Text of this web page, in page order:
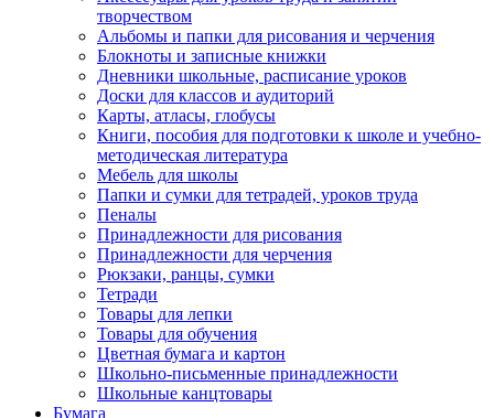
творчеством
Альбомы и папки для рисования и черчения
Блокноты и записные книжки
Дневники школьные, расписание уроков
Доски для классов и аудиторий
Карты, атласы, глобусы
Книги, пособия для подготовки к школе и учебно-
методическая литература
Мебель для школы
Папки и сумки для тетрадей, уроков труда
Пеналы
Принадлежности для рисования
Принадлежности для черчения
Рюкзаки, ранцы, сумки
Тетради
Товары для лепки
Товары для обучения
Цветная бумага и картон
Школьно-письменные принадлежности
Школьные канцтовары
Бумага